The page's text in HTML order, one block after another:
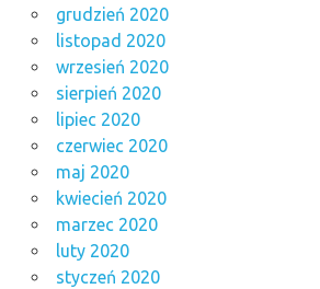
grudzień 2020
listopad 2020
wrzesień 2020
sierpień 2020
lipiec 2020
czerwiec 2020
maj 2020
kwiecień 2020
marzec 2020
luty 2020
styczeń 2020